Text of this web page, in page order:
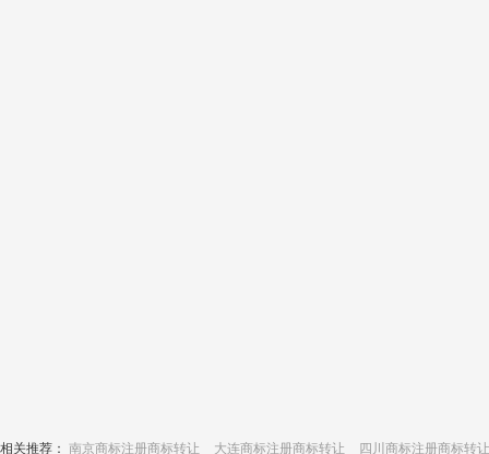
相关推荐： 南京商标注册商标转让 大连商标注册商标转让
四川商标注册商标转让